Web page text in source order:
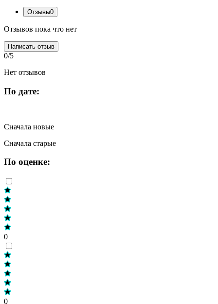
Отзывы0
Отзывов пока что нет
Написать отзыв
0/5
Нет отзывов
По дате:
Сначала новые
Сначала старые
По оценке:
0
0